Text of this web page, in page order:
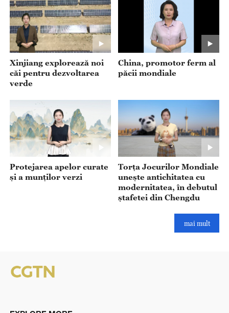
Xinjiang explorează noi
căi pentru dezvoltarea
verde
China, promotor ferm al
păcii mondiale
Protejarea apelor curate
și a munților verzi
Torța Jocurilor Mondiale
unește antichitatea cu
modernitatea, în debutul
ștafetei din Chengdu
mai mult